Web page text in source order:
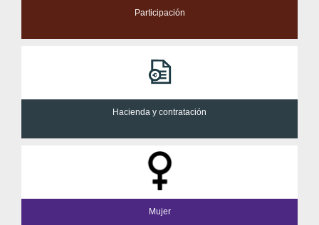
Participación
Hacienda y contratación
Mujer